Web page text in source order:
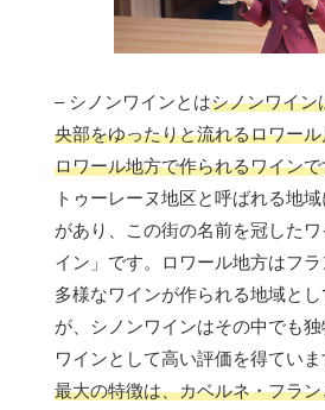
– シノンワインとはシノンワイン
央部をゆったりと流れるロワー
ロワール地方で作られるワイン
トゥーレーヌ地区と呼ばれる地
があり、この街の名前を冠した
イン」です。ロワール地方はフ
多様なワインが作られる地域と
が、シノンワインはその中でも
ワインとして高い評価を得ていま
最大の特徴は、カベルネ・フラ